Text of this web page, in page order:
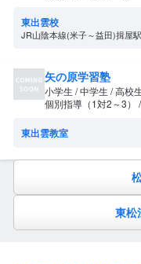
東出雲校
JR山陰本線(米子～益田)揖屋
矢の原学習塾
小学生 / 中学生 / 高校
個別指導（1対2～3）
東出雲教室
東松